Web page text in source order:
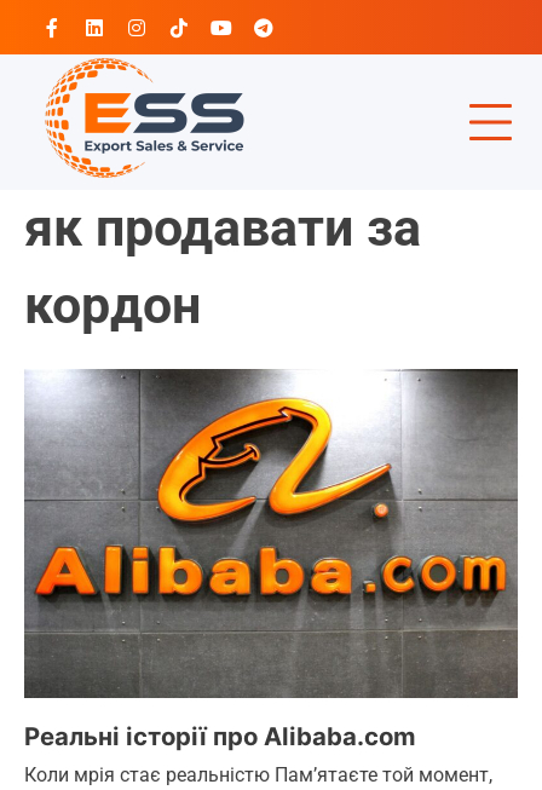
Перейти
Facebook
LinkedinInstagram
TiktokYoutubeTelegram
як продавати за
кордон
Реальні історії про Alibaba.com
Коли мрія стає реальністю Пам’ятаєте той момент,